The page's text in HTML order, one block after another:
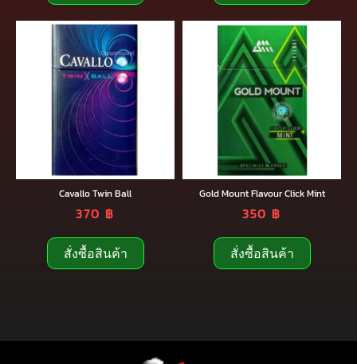
Cavallo Twin Ball
370 ฿
สั่งซื้อสินค้า
Gold Mount Flavour Click Mint
350 ฿
สั่งซื้อสินค้า